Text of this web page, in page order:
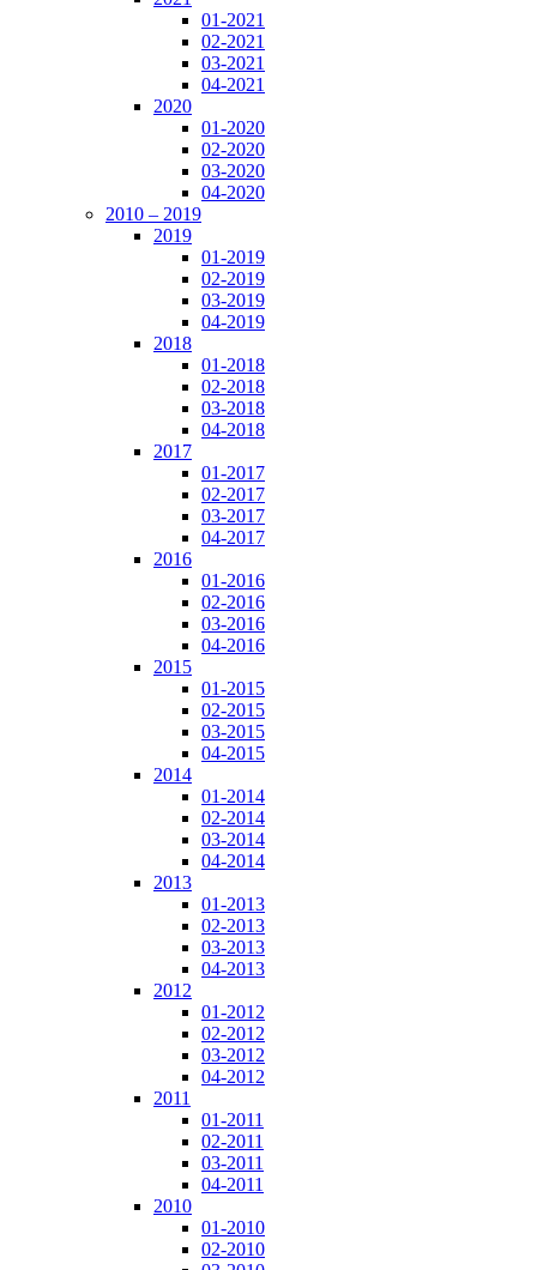
01-2021
02-2021
03-2021
04-2021
2020
01-2020
02-2020
03-2020
04-2020
2010 – 2019
2019
01-2019
02-2019
03-2019
04-2019
2018
01-2018
02-2018
03-2018
04-2018
2017
01-2017
02-2017
03-2017
04-2017
2016
01-2016
02-2016
03-2016
04-2016
2015
01-2015
02-2015
03-2015
04-2015
2014
01-2014
02-2014
03-2014
04-2014
2013
01-2013
02-2013
03-2013
04-2013
2012
01-2012
02-2012
03-2012
04-2012
2011
01-2011
02-2011
03-2011
04-2011
2010
01-2010
02-2010